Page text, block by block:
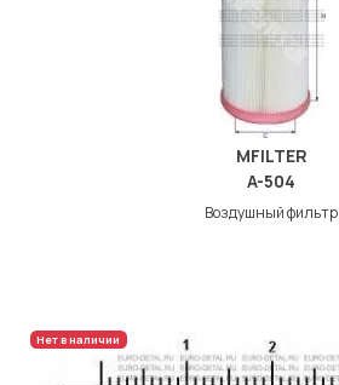
MFILTER
A-504
Воздушный фильтр
Нет в наличии